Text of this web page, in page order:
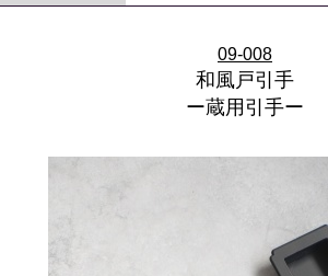
09-008
和風戸引手
ー蔵用引手ー